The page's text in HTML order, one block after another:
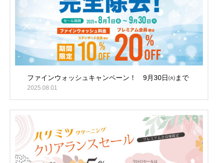
ファインウォッシュキャンペーン！ 9月30日㈫まで
2025.08.01